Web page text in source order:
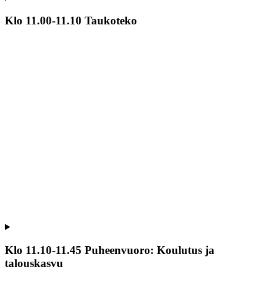
Klo 11.00-11.10 Taukoteko
Klo 11.10-11.45 Puheenvuoro: Koulutus ja
talouskasvu